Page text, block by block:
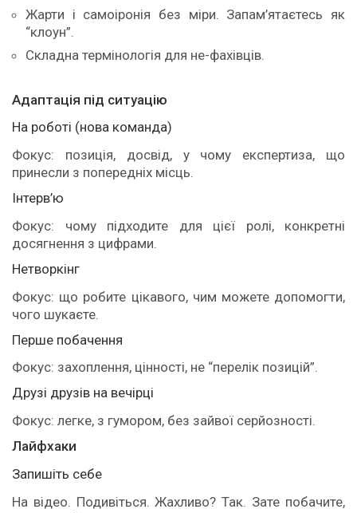
Жарти і самоіронія без міри. Запам’ятаєтесь як
“клоун”.
Складна термінологія для не-фахівців.
Адаптація під ситуацію
На роботі (нова команда)
Фокус: позиція, досвід, у чому експертиза, що
принесли з попередніх місць.
Інтерв’ю
Фокус: чому підходите для цієї ролі, конкретні
досягнення з цифрами.
Нетворкінг
Фокус: що робите цікавого, чим можете допомогти,
чого шукаєте.
Перше побачення
Фокус: захоплення, цінності, не “перелік позицій”.
Друзі друзів на вечірці
Фокус: легке, з гумором, без зайвої серйозності.
Лайфхаки
Запишіть себе
На відео. Подивіться. Жахливо? Так. Зате побачите,